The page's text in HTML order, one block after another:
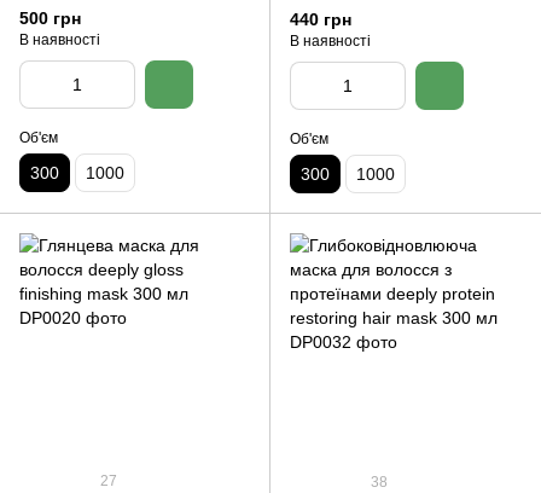
mask 300 мл
500 грн
В наявності
Об'єм
300 1000
440 грн
В наявності
Об'єм
300 1000
27
38